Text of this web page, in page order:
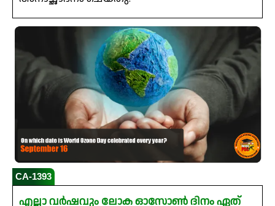
CA-1393
എല്ലാ വർഷവും ലോക ഓസോൺ ദിനം ഏത്